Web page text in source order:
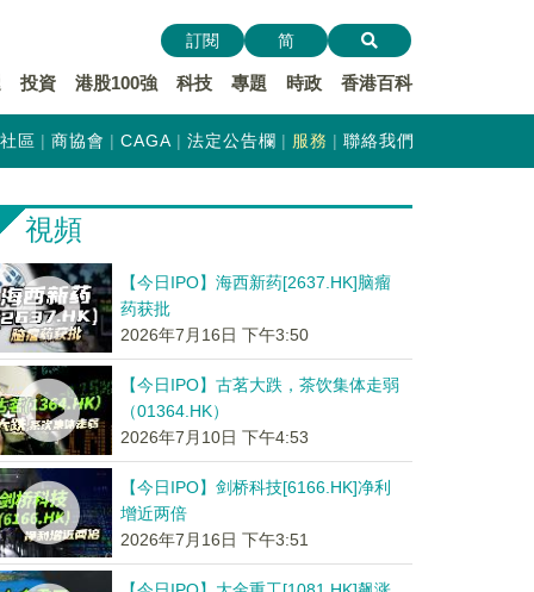
投資 港股100強 科技 專題 時政 香港百科
訂閱 简
社區 商協會 CAGA 法定公告欄 服務 聯絡我們
視頻
【今日IPO】海西新药[2637.HK]脑瘤
药获批
2026年7月16日 下午3:50
【今日IPO】古茗大跌，茶饮集体走弱
（01364.HK）
2026年7月10日 下午4:53
【今日IPO】剑桥科技[6166.HK]净利
增近两倍
2026年7月16日 下午3:51